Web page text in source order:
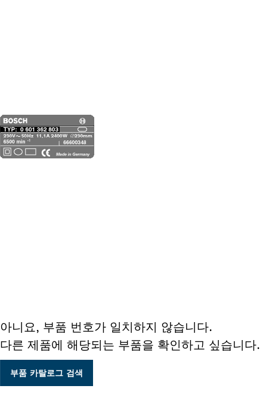
아니요, 부품 번호가 일치하지 않습니다.
다른 제품에 해당되는 부품을 확인하고 싶습니다.
부품 카탈로그 검색